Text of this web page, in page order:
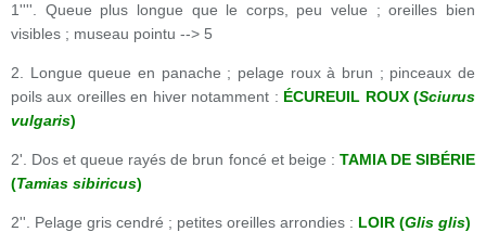
1''''. Queue plus longue que le corps, peu velue ; oreilles bien
visibles ; museau pointu --> 5
2. Longue queue en panache ; pelage roux à brun ; pinceaux de
poils aux oreilles en hiver notamment : ÉCUREUIL ROUX (Sciurus
vulgaris)
2'. Dos et queue rayés de brun foncé et beige : TAMIA DE SIBÉRIE
(Tamias sibiricus)
2''. Pelage gris cendré ; petites oreilles arrondies : LOIR (Glis glis)